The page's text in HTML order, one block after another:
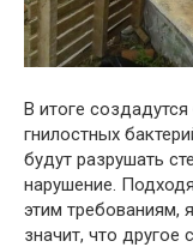
В итоге
гнилостных
будут разрушать
нарушение.
этим требованиям,
значит, что другое